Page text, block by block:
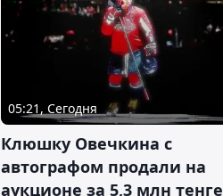
05:21, Сегодня
Клюшку Овечкина с
автографом продали на
аукционе за 5,3 млн тенге